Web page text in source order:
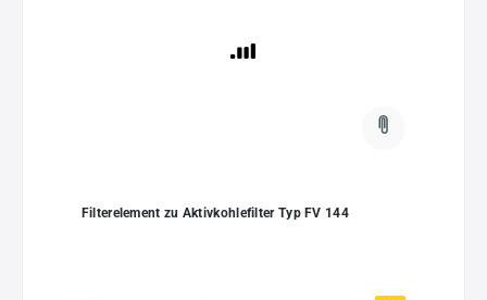
Filterelement zu Aktivkohlefilter Typ FV 144